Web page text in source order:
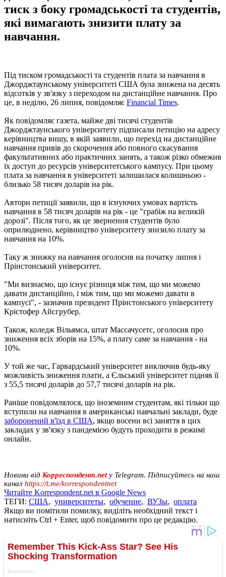
тиск з боку громадськості та студентів,
які вимагають знизити плату за
навчання.
Під тиском громадськості та студентів плата за навчання в
Джорджтаунському університеті США була знижена на десять
відсотків у зв'язку з переходом на дистанційне навчання. Про
це, в неділю, 26 липня, повідомляє Financial Times.
Як повідомляє газета, майже дві тисячі студентів
Джорджтаунського університету підписали петицію на адресу
керівництва вишу, в якій заявили, що перехід на дистанційне
навчання привів до скорочення або повного скасування
факультативних або практичних занять, а також різко обмежив
їх доступ до ресурсів університетського кампусу. При цьому
плата за навчання в університеті залишилася колишньою -
близько 58 тисяч доларів на рік.
Автори петиції заявили, що в існуючих умовах вартість
навчання в 58 тисяч доларів на рік - це "грабіж на великій
дорозі". Після того, як це звернення студентів було
оприлюднено, керівництво університету знизило плату за
навчання на 10%.
Таку ж знижку на навчання оголосив на початку липня і
Прінстонський університет.
"Ми визнаємо, що існує різниця між тим, що ми можемо
давати дистанційно, і між тим, що ми можемо давати в
кампусі", - зазначив президент Прінстонського університету
Крістофер Айсгрубер.
Також, коледж Вільямса, штат Массачусетс, оголосив про
зниження всіх зборів на 15%, а плату саме за навчання - на
10%.
У той же час, Гарвардський університет виключив будь-яку
можливість зниження плати, а Єльський університет підняв її
з 55,5 тисячі доларів до 57,7 тисячі доларів на рік.
Раніше повідомлялося, що іноземним студентам, які тільки що
вступили на навчання в американські навчальні заклади, буде
заборонений в'їзд в США, якщо восени всі заняття в цих
закладах у зв'язку з пандемією будуть проходити в режимі
онлайн.
Новини від Корреспондент.netу Telegram. Підписуйтесь на наш
канал https://t.me/korrespondentnet
Читайте Korrespondent.net в Google News
ТЕГИ: США, университеты, обучение, ВУЗы, оплата
Якщо ви помітили помилку, виділіть необхідний текст і
натисніть Ctrl + Enter, щоб повідомити про це редакцію.